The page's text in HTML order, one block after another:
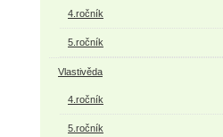
4.ročník
5.ročník
Vlastivěda
4.ročník
5.ročník